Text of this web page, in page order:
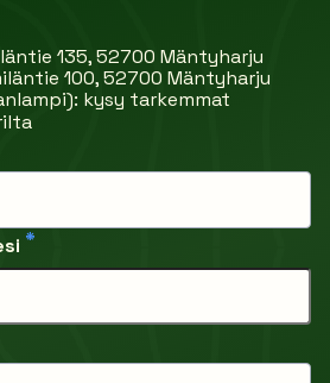
135, 52700 Mäntyharju
100, 52700 Mäntyharju
kysy tarkemmat
*